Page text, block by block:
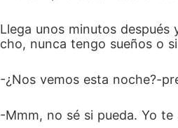
Llega unos minutos
cho, nunca tengo sueños o
-¿Nos vemos esta noche?-
-Mmm, no sé si pueda. Yo